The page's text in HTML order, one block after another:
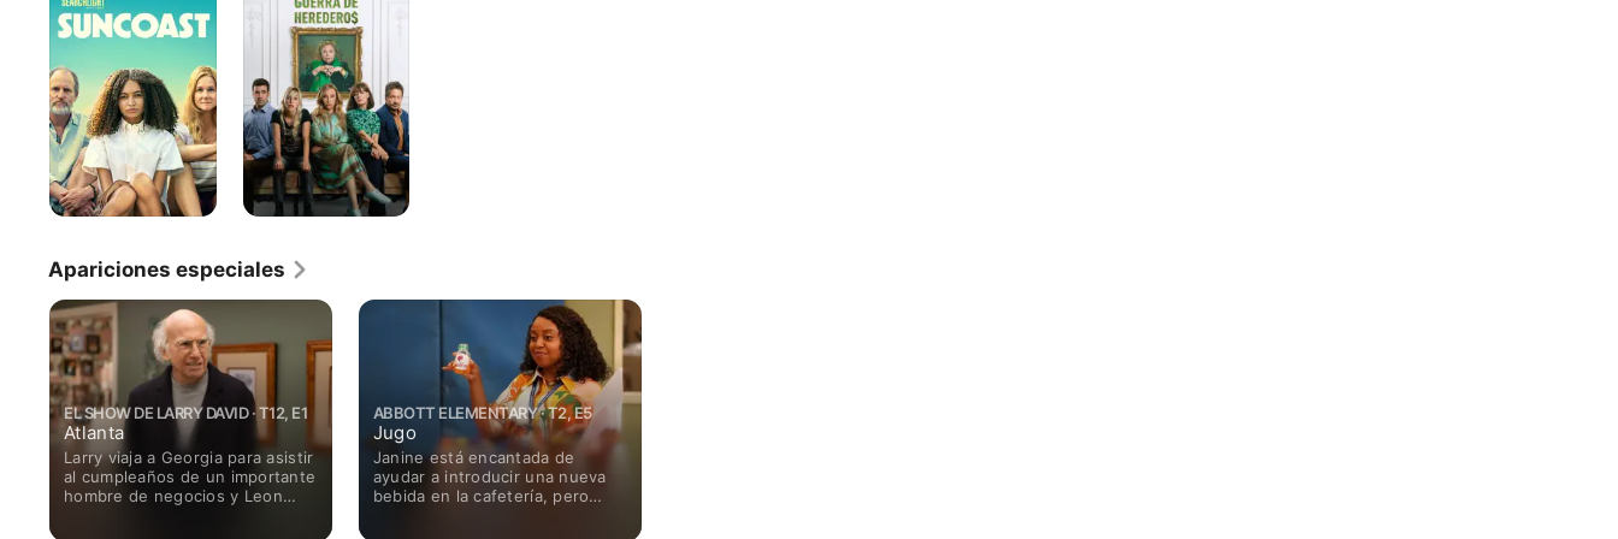
herederos
Apariciones especiales
EL SHOW DE LARRY DAVID · T12, E1
Atlanta
Larry viaja a Georgia para asistir
al cumpleaños de un importante
hombre de negocios y Leon
ABBOTT ELEMENTARY · T2, E5
Jugo
Janine está encantada de
ayudar a introducir una nueva
bebida en la cafetería, pero